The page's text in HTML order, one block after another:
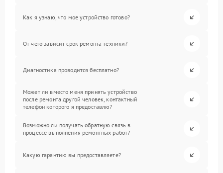
Как я узнаю, что мое устройство готово?
От чего зависит срок ремонта техники?
Диагностика проводится бесплатно?
Может ли вместо меня принять устройство
после ремонта другой человек, контактный
телефон которого я предоставлю?
Возможно ли получать обратную связь в
процессе выполнения ремонтных работ?
Какую гарантию вы предоставляете?